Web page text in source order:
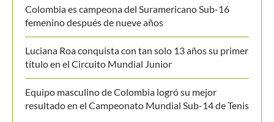
Últimos posts
Alexandrova le toma la medida a Sabalenka y la deja